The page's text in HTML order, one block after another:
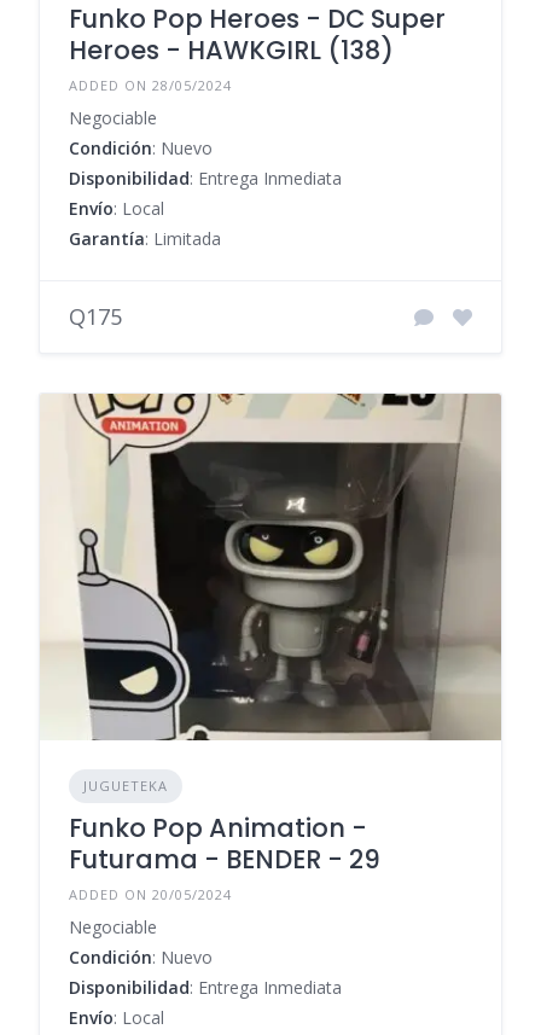
Funko Pop Heroes - DC Super
Heroes - HAWKGIRL (138)
ADDED ON 28/05/2024
Negociable
Condición: Nuevo
Disponibilidad: Entrega Inmediata
Envío: Local
Garantía: Limitada
Q175
JUGUETEKA
Funko Pop Animation -
Futurama - BENDER - 29
ADDED ON 20/05/2024
Negociable
Condición: Nuevo
Disponibilidad: Entrega Inmediata
Envío: Local